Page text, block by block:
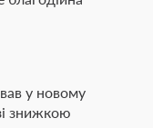
у новому
знижкою